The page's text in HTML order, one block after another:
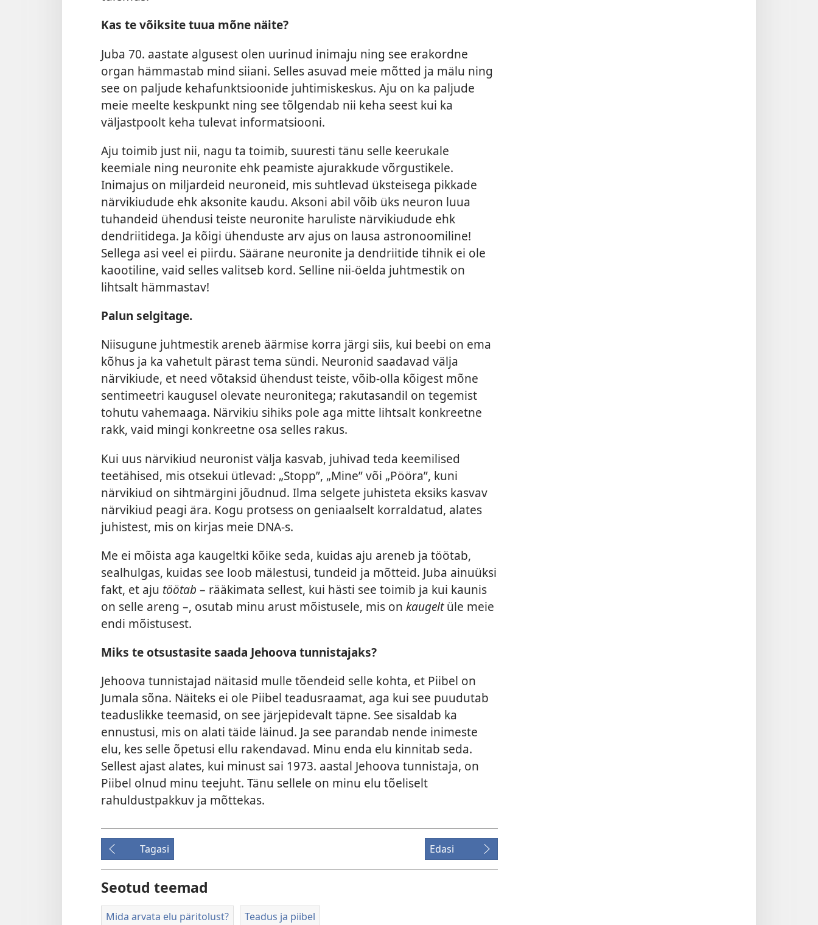
Kas te võiksite tuua mõne näite?
Juba 70. aastate algusest olen uurinud inimaju ning see erakordne
organ hämmastab mind siiani. Selles asuvad meie mõtted ja mälu ning
see on paljude kehafunktsioonide juhtimiskeskus. Aju on ka paljude
meie meelte keskpunkt ning see tõlgendab nii keha seest kui ka
väljastpoolt keha tulevat informatsiooni.
Aju toimib just nii, nagu ta toimib, suuresti tänu selle keerukale
keemiale ning neuronite ehk peamiste ajurakkude võrgustikele.
Inimajus on miljardeid neuroneid, mis suhtlevad üksteisega pikkade
närvikiudude ehk aksonite kaudu. Aksoni abil võib üks neuron luua
tuhandeid ühendusi teiste neuronite haruliste närvikiudude ehk
dendriitidega. Ja kõigi ühenduste arv ajus on lausa astronoomiline!
Sellega asi veel ei piirdu. Säärane neuronite ja dendriitide tihnik ei ole
kaootiline, vaid selles valitseb kord. Selline nii-öelda juhtmestik on
lihtsalt hämmastav!
Palun selgitage.
Niisugune juhtmestik areneb äärmise korra järgi siis, kui beebi on ema
kõhus ja ka vahetult pärast tema sündi. Neuronid saadavad välja
närvikiude, et need võtaksid ühendust teiste, võib-olla kõigest mõne
sentimeetri kaugusel olevate neuronitega; rakutasandil on tegemist
tohutu vahemaaga. Närvikiu sihiks pole aga mitte lihtsalt konkreetne
rakk, vaid mingi konkreetne osa selles rakus.
Kui uus närvikiud neuronist välja kasvab, juhivad teda keemilised
teetähised, mis otsekui ütlevad: „Stopp”, „Mine” või „Pööra”, kuni
närvikiud on sihtmärgini jõudnud. Ilma selgete juhisteta eksiks kasvav
närvikiud peagi ära. Kogu protsess on geniaalselt korraldatud, alates
juhistest, mis on kirjas meie DNA-s.
Me ei mõista aga kaugeltki kõike seda, kuidas aju areneb ja töötab,
sealhulgas, kuidas see loob mälestusi, tundeid ja mõtteid. Juba ainuüksi
fakt, et aju töötab – rääkimata sellest, kui hästi see toimib ja kui kaunis
on selle areng –, osutab minu arust mõistusele, mis on kaugeltüle meie
endi mõistusest.
Miks te otsustasite saada Jehoova tunnistajaks?
Jehoova tunnistajad näitasid mulle tõendeid selle kohta, et Piibel on
Jumala sõna. Näiteks ei ole Piibel teadusraamat, aga kui see puudutab
teaduslikke teemasid, on see järjepidevalt täpne. See sisaldab ka
ennustusi, mis on alati täide läinud. Ja see parandab nende inimeste
elu, kes selle õpetusi ellu rakendavad. Minu enda elu kinnitab seda.
Sellest ajast alates, kui minust sai 1973. aastal Jehoova tunnistaja, on
Piibel olnud minu teejuht. Tänu sellele on minu elu tõeliselt
rahuldustpakkuv ja mõttekas.
Tagasi Edasi
Seotud teemad
Mida arvata elu päritolust? Teadus ja piibel